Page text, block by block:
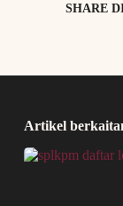
SHARE
Artikel